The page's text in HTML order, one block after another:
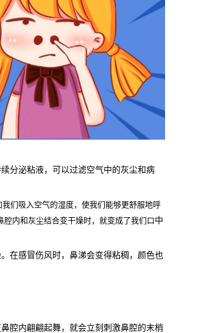
分泌粘液，可以过滤空气中的灰尘和病
们吸入空气的湿度，使我们能够更舒服地呼
内和灰尘结合变干燥时，就变成了我们口中
在感冒伤风时，鼻涕会变得粘稠，颜色也
腔内翩翩起舞，就会立刻刺激鼻腔的末梢